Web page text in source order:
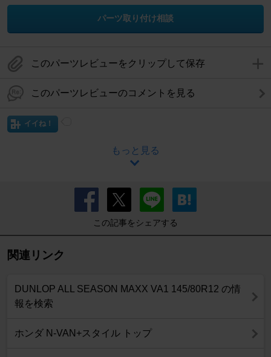
パーツ取り付け相談
このパーツレビューをクリップして保存
このパーツレビューのコメントを見る
イイね！
もっと見る
この記事をシェアする
関連リンク
DUNLOP ALL SEASON MAXX VA1 145/80R12 の情
報を検索
ホンダ N-VAN+スタイル トップ